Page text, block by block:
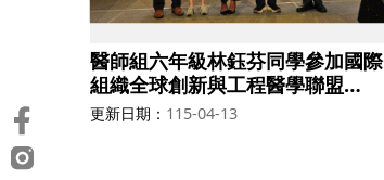
醫師組六年級林鈺芬同學參加國際
組織全球創新與工程醫學聯盟
(GCIEM)獲得第五名
更新日期 115-04-13